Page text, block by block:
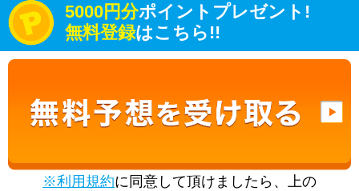
5000円分ポイントプレゼント!
無料登録はこちら!!
※利用規約に同意して頂けましたら、上の